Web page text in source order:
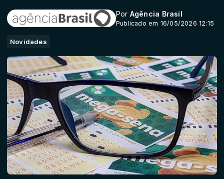
Por Agência Brasil
Publicado em 16/05/2026 12:15
Novidades